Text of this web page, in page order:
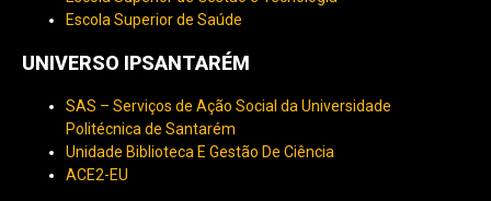
Escola Superior de Saúde
UNIVERSO IPSANTARÉM
SAS – Serviços de Ação Social da Universidade
Politécnica de Santarém
Unidade Biblioteca E Gestão De Ciência
ACE2-EU